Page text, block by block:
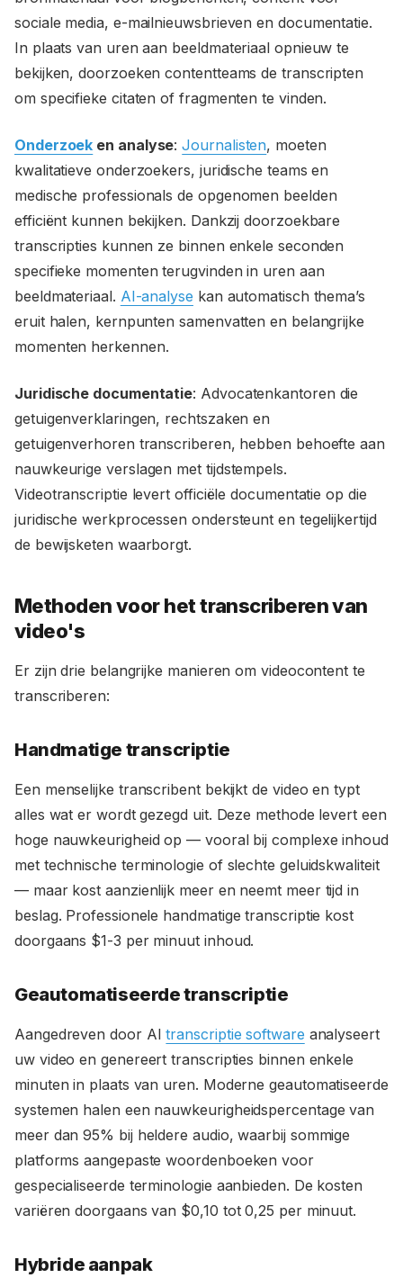
sociale media, e-mailnieuwsbrieven en documentatie.
In plaats van uren aan beeldmateriaal opnieuw te
bekijken, doorzoeken contentteams de transcripten
om specifieke citaten of fragmenten te vinden.
Onderzoek en analyse:Journalisten, moeten
kwalitatieve onderzoekers, juridische teams en
medische professionals de opgenomen beelden
efficiënt kunnen bekijken. Dankzij doorzoekbare
transcripties kunnen ze binnen enkele seconden
specifieke momenten terugvinden in uren aan
beeldmateriaal. AI-analyse kan automatisch thema’s
eruit halen, kernpunten samenvatten en belangrijke
momenten herkennen.
Juridische documentatie: Advocatenkantoren die
getuigenverklaringen, rechtszaken en
getuigenverhoren transcriberen, hebben behoefte aan
nauwkeurige verslagen met tijdstempels.
Videotranscriptie levert officiële documentatie op die
juridische werkprocessen ondersteunt en tegelijkertijd
de bewijsketen waarborgt.
Methoden voor het transcriberen van
video's
Er zijn drie belangrijke manieren om videocontent te
transcriberen:
Handmatige transcriptie
Een menselijke transcribent bekijkt de video en typt
alles wat er wordt gezegd uit. Deze methode levert een
hoge nauwkeurigheid op — vooral bij complexe inhoud
met technische terminologie of slechte geluidskwaliteit
— maar kost aanzienlijk meer en neemt meer tijd in
beslag. Professionele handmatige transcriptie kost
doorgaans $1-3 per minuut inhoud.
Geautomatiseerde transcriptie
Aangedreven door AItranscriptie software analyseert
uw video en genereert transcripties binnen enkele
minuten in plaats van uren. Moderne geautomatiseerde
systemen halen een nauwkeurigheidspercentage van
meer dan 95% bij heldere audio, waarbij sommige
platforms aangepaste woordenboeken voor
gespecialiseerde terminologie aanbieden. De kosten
variëren doorgaans van $0,10 tot 0,25 per minuut.
Hybride aanpak